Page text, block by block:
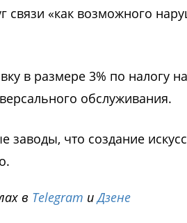
связи «как возможного
в размере 3% по налогу
обслуживания.
заводы, что создание
в Telegram иДзене